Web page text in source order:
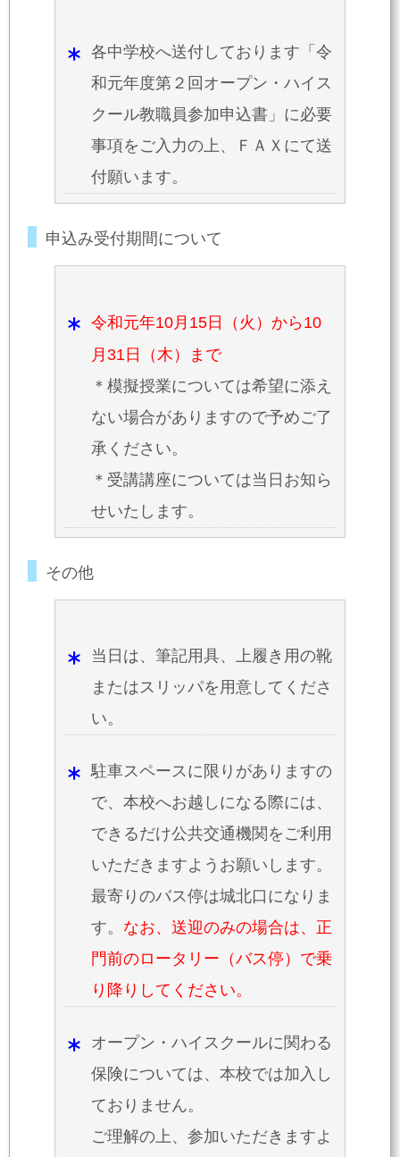
各中学校へ送付しております「令
和元年度第２回オープン・ハイス
クール教職員参加申込書」に必要
事項をご入力の上、ＦＡＸにて送
付願います。
申込み受付期間について
令和元年10月15日（火）から10
月31日（木）まで
＊模擬授業については希望に添え
ない場合がありますので予めご了
承ください。
＊受講講座については当日お知ら
せいたします。
その他
当日は、筆記用具、上履き用の靴
またはスリッパを用意してくださ
い。
駐車スペースに限りがありますの
で、本校へお越しになる際には、
できるだけ公共交通機関をご利用
いただきますようお願いします。
最寄りのバス停は城北口になりま
す。 なお、送迎のみの場合は、正
門前のロータリー（バス停）で乗
り降りしてください。
オープン・ハイスクールに関わる
保険については、本校では加入し
ておりません。
ご理解の上、参加いただきますよ